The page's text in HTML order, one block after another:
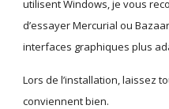
utilisent Windows, je vous
d’essayer Mercurial ou
interfaces graphiques plus
Lors de l’installation, laissez
conviennent bien.